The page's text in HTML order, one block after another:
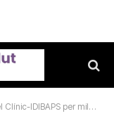
integrada per a persones amb dependència